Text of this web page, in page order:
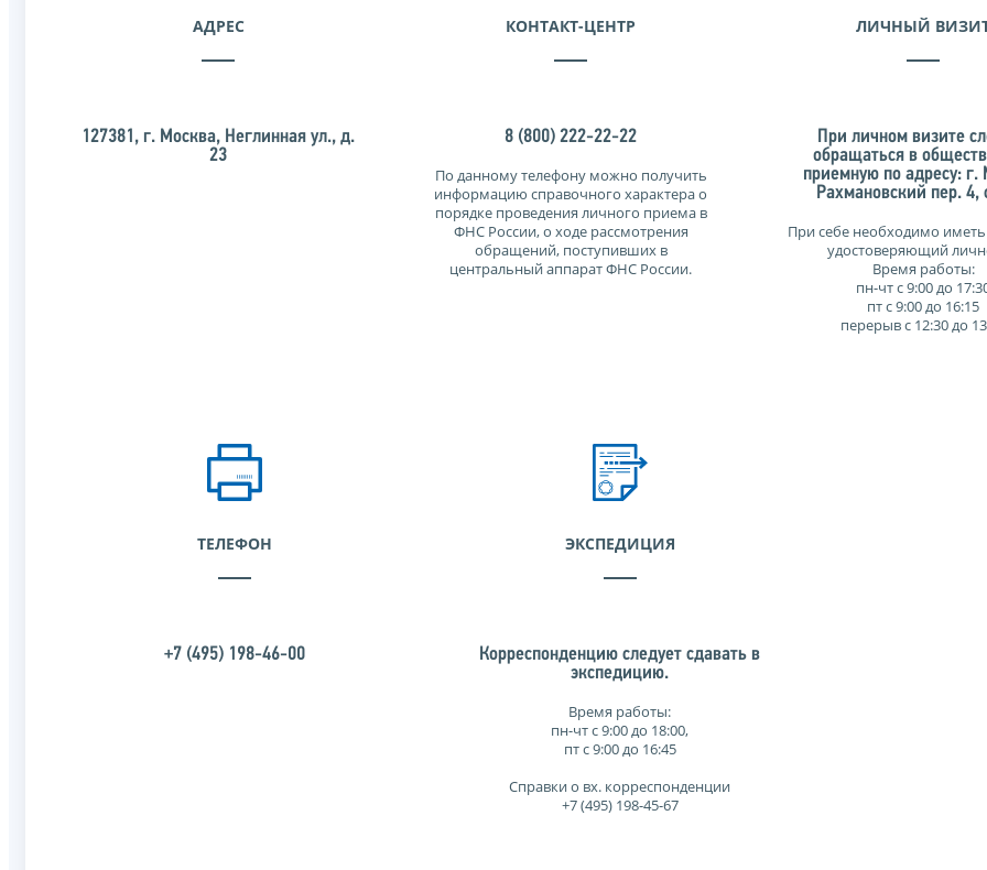
АДРЕС
127381, г. Москва, Неглинная ул., д.
23
КОНТАКТ-ЦЕНТР
8 (800) 222-22-22
По данному телефону можно получить
информацию справочного характера о
порядке проведения личного приема в
ФНС России, о ходе рассмотрения
обращений, поступивших в
центральный аппарат ФНС России.
ЛИЧНЫЙ
При личном визите
обращаться в
приемную по адресу: г.
Рахмановский пер. 4,
При себе необходимо
удостоверяющий
Время работы:
пн-чт с 9:00 до
пт с 9:00 до 16:15
перерыв с 12:30 до
ТЕЛЕФОН
+7 (495) 198-46-00
ЭКСПЕДИЦИЯ
Корреспонденцию следует сдавать в
экспедицию.
Время работы:
пн-чт с 9:00 до 18:00,
пт с 9:00 до 16:45
Справки о вх. корреспонденции
+7 (495) 198-45-67